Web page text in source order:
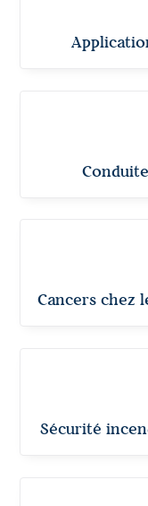
Cancers chez
Sécurité